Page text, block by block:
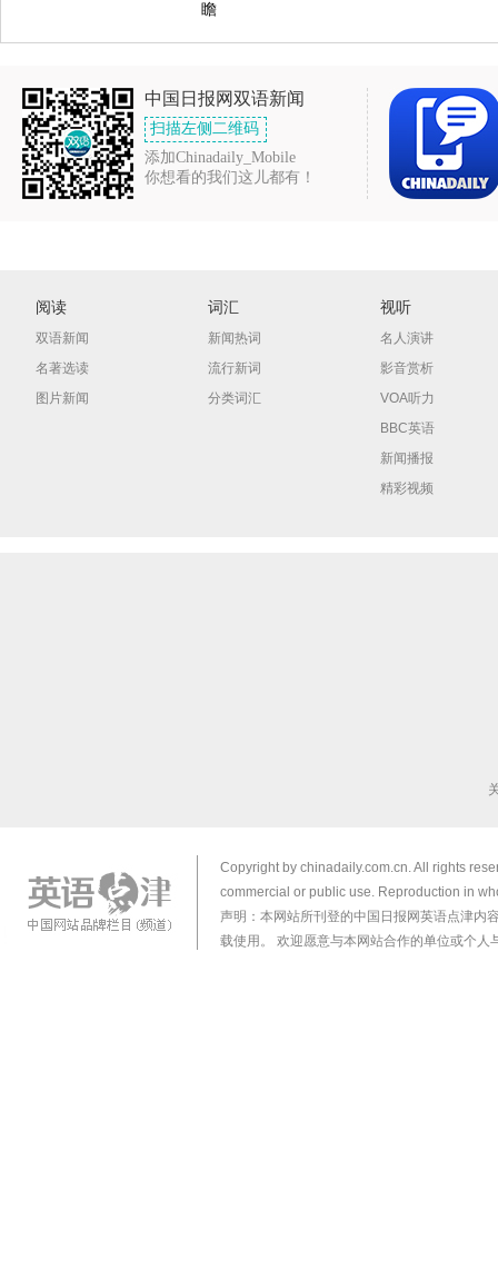
瞻
中国日报网双语新闻
扫描左侧二维码
添加Chinadaily_Mobile
你想看的我们这儿都有！
阅读
双语新闻
名著选读
图片新闻
词汇
新闻热词
流行新词
分类词汇
视听
名人演讲
影音赏析
VOA听力
BBC英语
新闻播报
精彩视频
Copyright by chinadaily.com.cn. All rights
commercial or public use. Reproduction in
声明：本网站所刊登的中国日报网英语点津内
载使用。 欢迎愿意与本网站合作的单位或个人